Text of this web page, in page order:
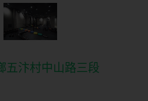
五汴村中山路三段